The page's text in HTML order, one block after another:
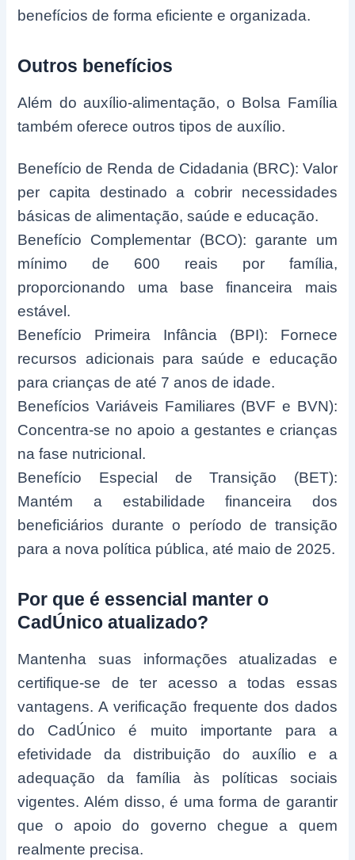
benefícios de forma eficiente e organizada.
Outros benefícios
Além do auxílio-alimentação, o Bolsa Família
também oferece outros tipos de auxílio.
Benefício de Renda de Cidadania (BRC): Valor
per capita destinado a cobrir necessidades
básicas de alimentação, saúde e educação.
Benefício Complementar (BCO): garante um
mínimo de 600 reais por família,
proporcionando uma base financeira mais
estável.
Benefício Primeira Infância (BPI): Fornece
recursos adicionais para saúde e educação
para crianças de até 7 anos de idade.
Benefícios Variáveis Familiares (BVF e BVN):
Concentra-se no apoio a gestantes e crianças
na fase nutricional.
Benefício Especial de Transição (BET):
Mantém a estabilidade financeira dos
beneficiários durante o período de transição
para a nova política pública, até maio de 2025.
Por que é essencial manter o
CadÚnico atualizado?
Mantenha suas informações atualizadas e
certifique-se de ter acesso a todas essas
vantagens. A verificação frequente dos dados
do CadÚnico é muito importante para a
efetividade da distribuição do auxílio e a
adequação da família às políticas sociais
vigentes. Além disso, é uma forma de garantir
que o apoio do governo chegue a quem
realmente precisa.